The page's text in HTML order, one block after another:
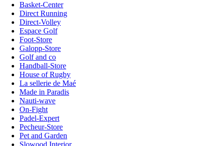
Basket-Center
Direct Running
Direct-Volley
Espace Golf
Foot-Store
Galopp-Store
Golf and co
Handball-Store
House of Rugby
La sellerie de Maé
Made in Paradis
Nauti-wave
On-Fight
Padel-Expert
Pecheur-Store
Pet and Garden